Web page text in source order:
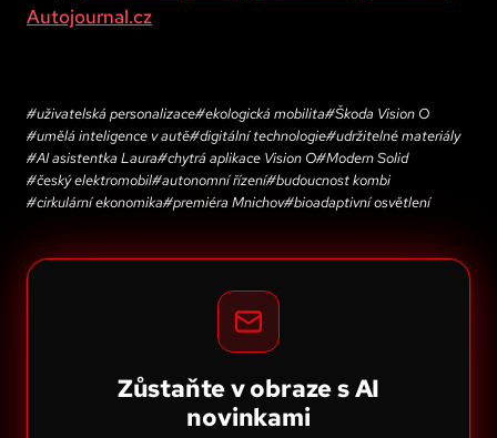
Autojournal.cz
#uživatelská personalizace#ekologická mobilita#Škoda Vision O
#umělá inteligence v autě#digitální technologie#udržitelné materiály
#AI asistentka Laura#chytrá aplikace Vision O#Modern Solid
#český elektromobil#autonomní řízení#budoucnost kombi
#cirkulární ekonomika#premiéra Mnichov#bioadaptivní osvětlení
Zůstaňte v obraze s AI
novinkami